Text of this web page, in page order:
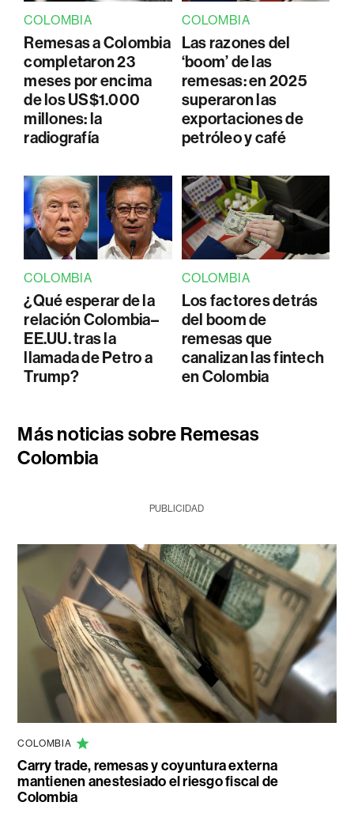
COLOMBIA
Remesas a Colombia
completaron 23
meses por encima
de los US$1.000
millones: la
radiografía
COLOMBIA
Las razones del
‘boom’ de las
remesas: en 2025
superaron las
exportaciones de
petróleo y café
COLOMBIA
¿Qué esperar de la
relación Colombia–
EE.UU. tras la
llamada de Petro a
Trump?
COLOMBIA
Los factores detrás
del boom de
remesas que
canalizan las fintech
en Colombia
Más noticias sobre Remesas
Colombia
PUBLICIDAD
COLOMBIA
Carry trade, remesas y coyuntura externa
mantienen anestesiado el riesgo fiscal de
Colombia